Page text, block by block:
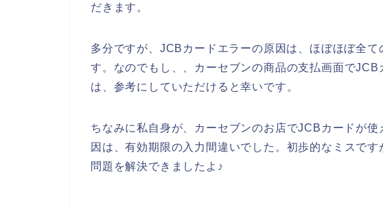
だきます。
多分ですが、JCBカードエラーの原因は、ほぼほぼ全て
す。なのでもし、、カーセブンの商品の支払画面で
は、参考にしていただけると幸いです。
ちなみに私自身が、カーセブンのお店でJCBカードが
因は、有効期限の入力間違いでした。初歩的なミスで
問題を解決できましたよ♪